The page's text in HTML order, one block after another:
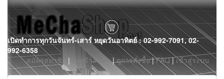
Skip
to
content
เปิดทำการทุกวันจันทร์-เสาร์ หยุดวันอาทิตย์ : 02-992-7091, 02-
992-6358
สมัครสมาชิก | ตะกร้าสินค้า|ดูการสั่งซื้อ|FAQ|เข้าสู่ระบบ